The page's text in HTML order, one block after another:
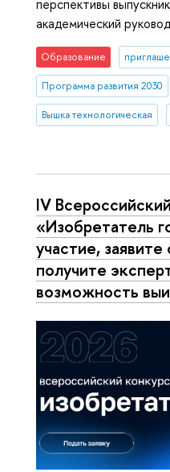
перспективы
академический
Образование
Программа развития 2030
Вышка технологическая
IV
«Изобретатель
участие,
получите
возможность